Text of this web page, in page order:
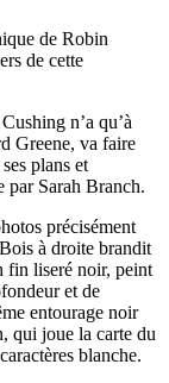
de Robin
de cette
n’a qu’à
Greene, va faire
plans et
par Sarah Branch.
précisément
à droite brandit
fin liseré noir, peint
et de
entourage noir
qui joue la carte du
blanche.